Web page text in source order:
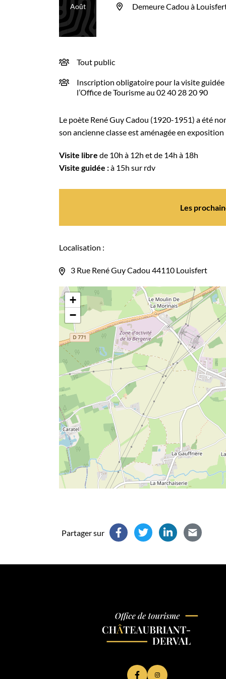
Le
Août Demeure Cadou à
INFOS UTILES
Tout public
Inscription obligatoire pour la visite guidée
l’Office de Tourisme au 02 40 28 20 90
Le poète René Guy Cadou (1920-1951) a été
son ancienne classe est aménagée en
Visite libre de 10h à 12h et de 14h à 18h
Visite guidée :à 15h sur rdv
Les
Localisation :
3 Rue René Guy Cadou 44110 Louisfert
+
−
Partager sur